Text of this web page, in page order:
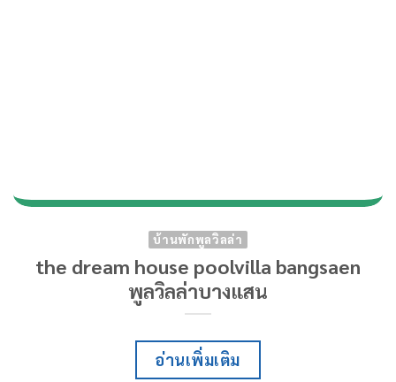
บ้านพักพูลวิลล่า
the dream house poolvilla bangsaen
พูลวิลล่าบางแสน
อ่านเพิ่มเติม